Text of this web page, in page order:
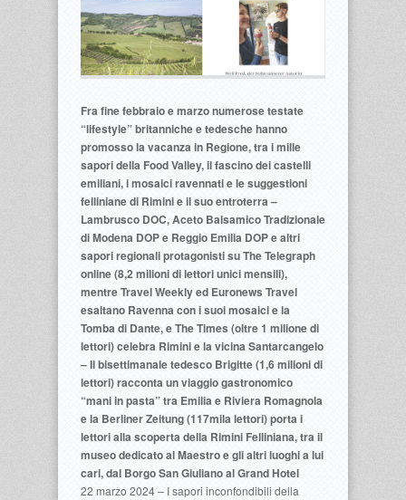
Fra fine febbraio e marzo numerose testate
“lifestyle” britanniche e tedesche hanno
promosso la vacanza in Regione, tra i mille
sapori della Food Valley, il fascino dei castelli
emiliani, i mosaici ravennati e le suggestioni
felliniane di Rimini e il suo entroterra –
Lambrusco DOC, Aceto Balsamico Tradizionale
di Modena DOP e Reggio Emilia DOP e altri
sapori regionali protagonisti su The Telegraph
online (8,2 milioni di lettori unici mensili),
mentre Travel Weekly ed Euronews Travel
esaltano Ravenna con i suoi mosaici e la
Tomba di Dante, e The Times (oltre 1 milione di
lettori) celebra Rimini e la vicina Santarcangelo
– Il bisettimanale tedesco Brigitte (1,6 milioni di
lettori) racconta un viaggio gastronomico
“mani in pasta” tra Emilia e Riviera Romagnola
e la Berliner Zeitung (117mila lettori) porta i
lettori alla scoperta della Rimini Felliniana, tra il
museo dedicato al Maestro e gli altri luoghi a lui
cari, dal Borgo San Giuliano al Grand Hotel
22 marzo 2024 – I sapori inconfondibili della